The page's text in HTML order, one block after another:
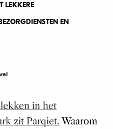
LEKKERE
EN
in het
zit Parqiet.Waarom